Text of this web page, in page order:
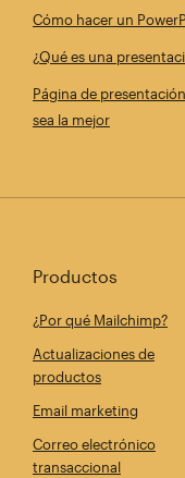
Cómo hacer un
¿Qué es una
Página de
sea la mejor
Productos
¿Por qué Mailchimp?
Actualizaciones de
productos
Email marketing
Correo electrónico
transaccional